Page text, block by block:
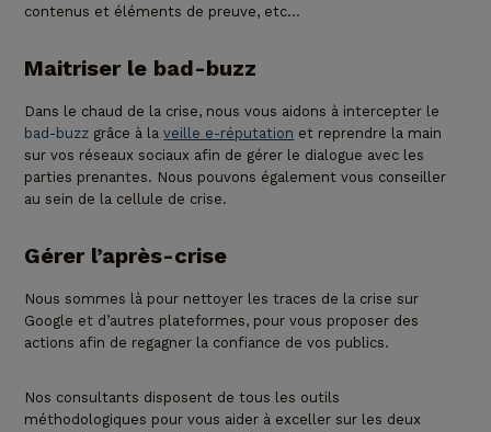
contenus et éléments de preuve, etc…
Maitriser le bad-buzz
Dans le chaud de la crise, nous vous aidons à intercepter le
bad-buzz grâce à laveille e-réputation et reprendre la main
sur vos réseaux sociaux afin de gérer le dialogue avec les
parties prenantes. Nous pouvons également vous conseiller
au sein de la cellule de crise.
Gérer l’après-crise
Nous sommes là pour nettoyer les traces de la crise sur
Google et d’autres plateformes, pour vous proposer des
actions afin de regagner la confiance de vos publics.
Nos consultants disposent de tous les outils
méthodologiques pour vous aider à exceller sur les deux